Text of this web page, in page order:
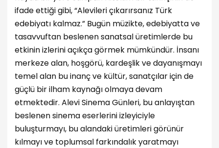
ifade ettiği gibi, “Alevileri çıkarırsanız Türk
edebiyatı kalmaz.” Bugün müzikte, edebiyatta ve
tasavvuftan beslenen sanatsal üretimlerde bu
etkinin izlerini açıkça görmek mümkündür. İnsanı
merkeze alan, hoşgörü, kardeşlik ve dayanışmayı
temel alan bu inanç ve kültür, sanatçılar için de
güçlü bir ilham kaynağı olmaya devam
etmektedir. Alevi Sinema Günleri, bu anlayıştan
beslenen sinema eserlerini izleyiciyle
buluşturmayı, bu alandaki üretimleri görünür
kılmayı ve toplumsal farkındalık yaratmayı